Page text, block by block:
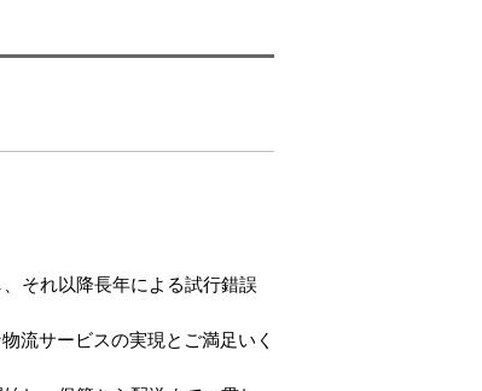
それ以降長年による試行錯誤
流サービスの実現とご満足いく